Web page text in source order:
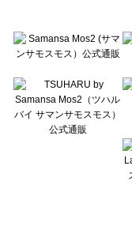
sō4ū（ソウフォーユー）の雑
Te chichi（テチチ）の雑貨一覧
Te chichi CLASSIC（テチチ
Lugnoncure（ルノンキュール
BETTY'S BLUE（べティーズ
Wpc.（ワールドパーティー）